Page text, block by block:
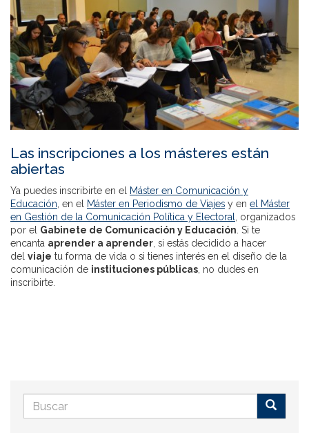
Las inscripciones a los másteres están
abiertas
Ya puedes inscribirte en el
Máster en Comunicación y
Educación , en el Máster en Periodismo de Viajes y en el Máster
en Gestión de la Comunicación Política y Electoral
, organizados
por el Gabinete de Comunicación y Educación . Si te
encanta aprender a aprender , si estás decidido a hacer
del viaje tu forma de vida o si tienes interés en el diseño de la
comunicación de instituciones públicas , no dudes en
inscribirte.
Formulario
de